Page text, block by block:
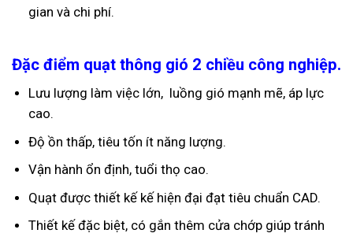
gian và chi phí.
Đặc điểm quạt thông gió 2 chiều công nghiệp.
Lưu lượng làm việc lớn, luồng gió mạnh mẽ, áp lực
cao.
Độ ồn thấp, tiêu tốn ít năng lượng.
Vận hành ổn định, tuổi thọ cao.
Quạt được thiết kế kế hiện đại đạt tiêu chuẩn CAD.
Thiết kế đặc biệt, có gắn thêm cửa chớp giúp tránh